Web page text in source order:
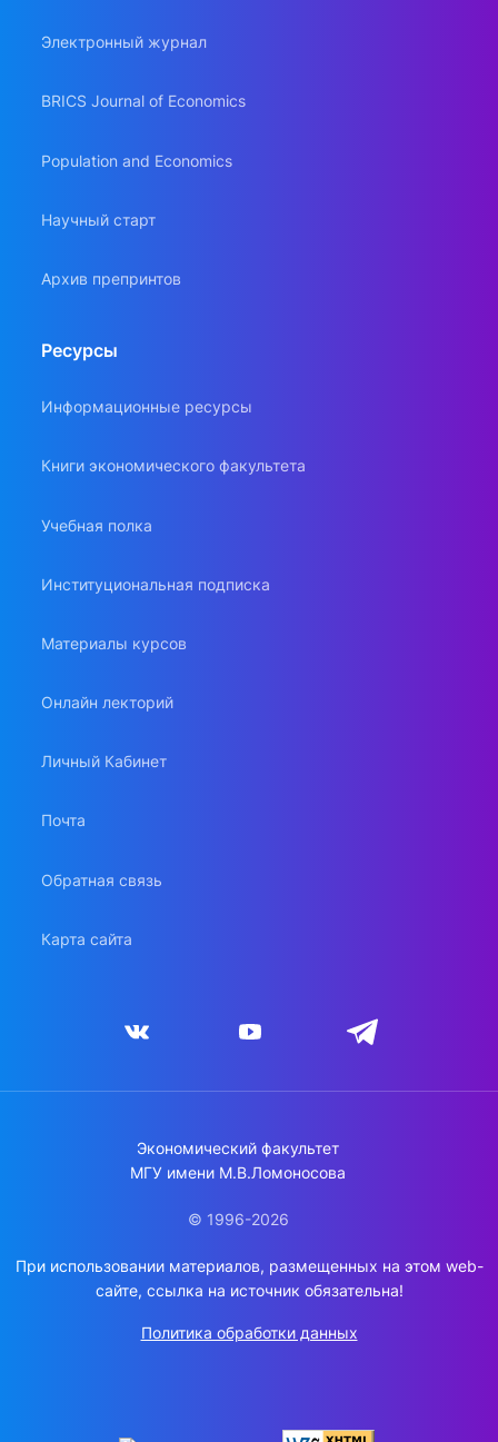
Электронный журнал
BRICS Journal of Economics
Population and Economics
Научный старт
Архив препринтов
Ресурсы
Информационные ресурсы
Книги экономического факультета
Учебная полка
Институциональная подписка
Материалы курсов
Онлайн лекторий
Личный Кабинет
Почта
Обратная связь
Карта сайта
Экономический факультет
МГУ имени М.В.Ломоносова
© 1996-2026
При использовании материалов, размещенных на этом web-
сайте, ссылка на источник обязательна!
Политика обработки данных